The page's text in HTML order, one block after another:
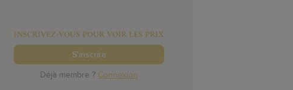
INSCRIVEZ-VOUS POUR VOIR LES PRIX
S'inscrire
Déjà membre ? Connexion